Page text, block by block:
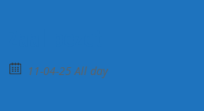
11-04-25 All day